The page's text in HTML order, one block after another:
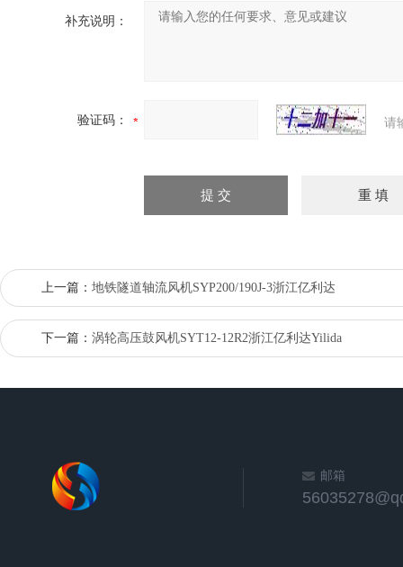
补充说明：
验证码： 请
上一篇： 地铁隧道轴流风机SYP200/190J-3浙江亿利达
下一篇： 涡轮高压鼓风机SYT12-12R2浙江亿利达Yilida
邮箱